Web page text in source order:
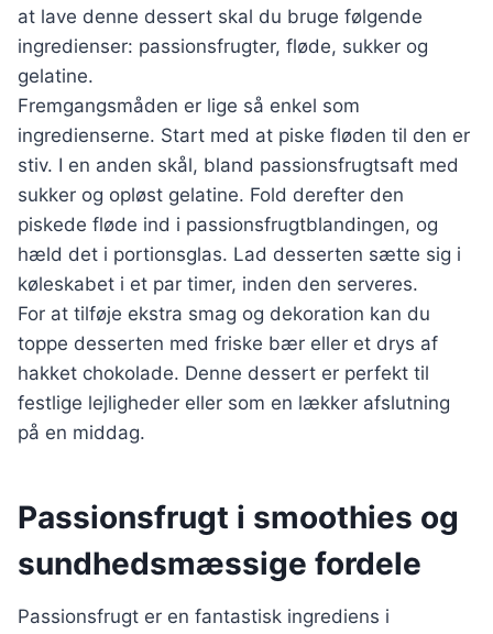
at lave denne dessert skal du bruge følgende
ingredienser: passionsfrugter, fløde, sukker og
gelatine.
Fremgangsmåden er lige så enkel som
ingredienserne. Start med at piske fløden til den er
stiv. I en anden skål, bland passionsfrugtsaft med
sukker og opløst gelatine. Fold derefter den
piskede fløde ind i passionsfrugtblandingen, og
hæld det i portionsglas. Lad desserten sætte sig i
køleskabet i et par timer, inden den serveres.
For at tilføje ekstra smag og dekoration kan du
toppe desserten med friske bær eller et drys af
hakket chokolade. Denne dessert er perfekt til
festlige lejligheder eller som en lækker afslutning
på en middag.
Passionsfrugt i smoothies og
sundhedsmæssige fordele
Passionsfrugt er en fantastisk ingrediens i